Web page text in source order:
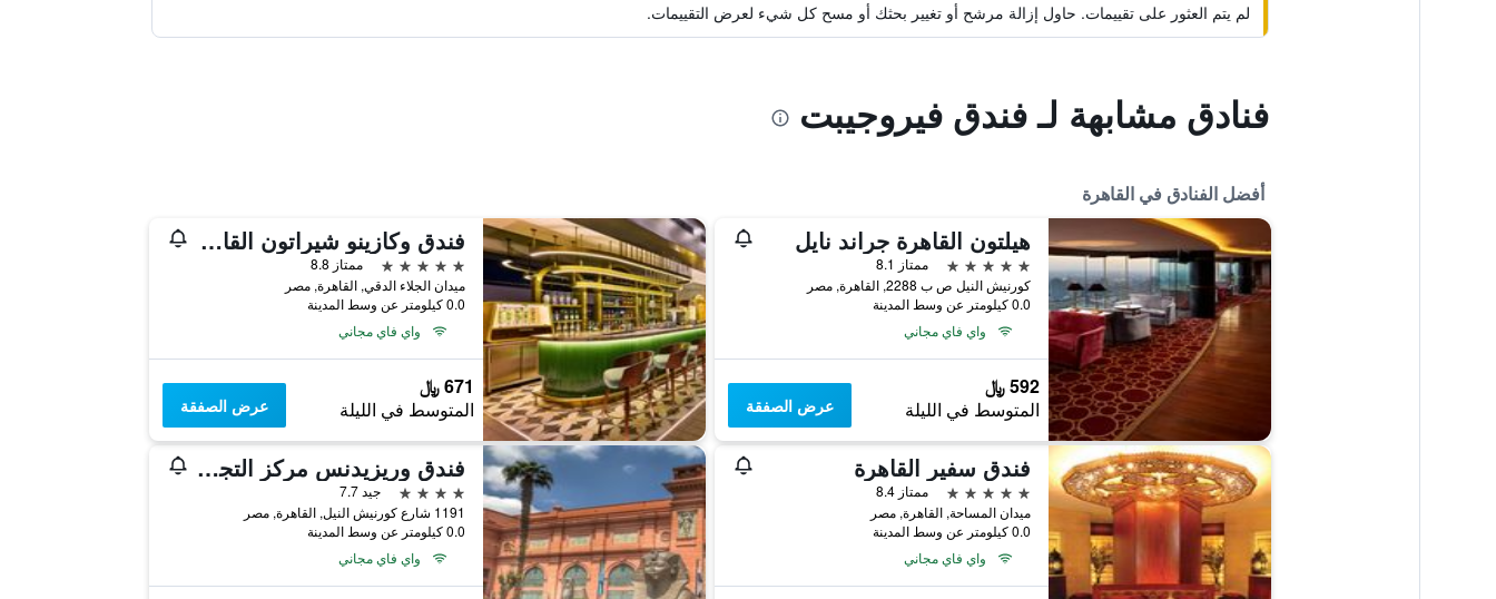
لم يتم العثور على تقييمات. حاول إزالة مرشح أو تغيير بحثك أو مسح كل شيء لعرض التقييمات.
فنادق مشابهة لـ فندق فيروجيبت
أفضل الفنادق في القاهرة
هيلتون القاهرة جراند نايل
5 نجوم
ممتاز 8.1
كورنيش النيل ص ب 2288, القاهرة, مصر
0.0 كيلومتر عن وسط المدينة
واي فاي مجاني
592 ﷼
المتوسط في الليلة عرض الصفقة
فندق وكازينو شيراتون القاهرة
5 نجوم
ممتاز 8.8
ميدان الجلاء الدقي, القاهرة, مصر
0.0 كيلومتر عن وسط المدينة
واي فاي مجاني
671 ﷼
المتوسط في الليلة عرض الصفقة
فندق سفير القاهرة
5 نجوم
ممتاز 8.4
ميدان المساحة, القاهرة, مصر
0.0 كيلومتر عن وسط المدينة
واي فاي مجاني
فندق وريزيدنس مركز التجارة العالمي بالقاهرة
4 نجوم
جيد 7.7
1191 شارع كورنيش النيل, القاهرة, مصر
0.0 كيلومتر عن وسط المدينة
واي فاي مجاني